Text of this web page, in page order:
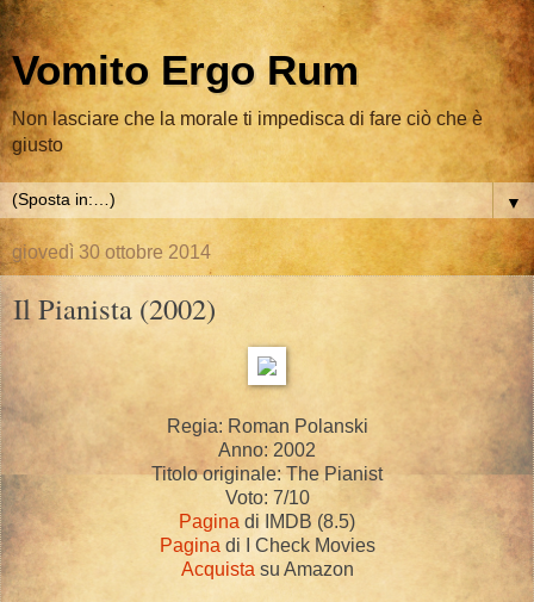
Vomito Ergo Rum
Non lasciare che la morale ti impedisca di fare ciò che è
giusto
▼
giovedì 30 ottobre 2014
Il Pianista (2002)
Regia: Roman Polanski
Anno: 2002
Titolo originale: The Pianist
Voto: 7/10
Pagina di IMDB (8.5)
Pagina di I Check Movies
Acquista su Amazon